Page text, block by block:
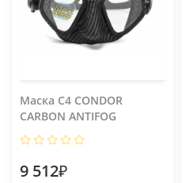
Маска C4 CONDOR
CARBON ANTIFOG
9 512₽